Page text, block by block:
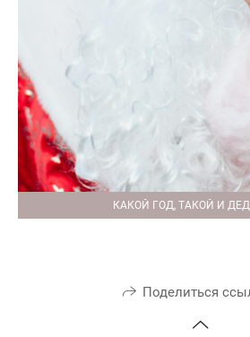
КАКОЙ ГОД, ТАКОЙ И
Поделиться